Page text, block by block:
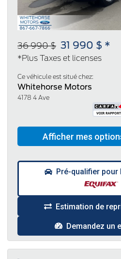
36 990 $ 31 990 $ *
*Plus Taxes et licenses
Ce véhicule est situé chez:
Whitehorse Motors
4178 4 Ave
Pré-qualifier pour
Estimation de
Demandez un